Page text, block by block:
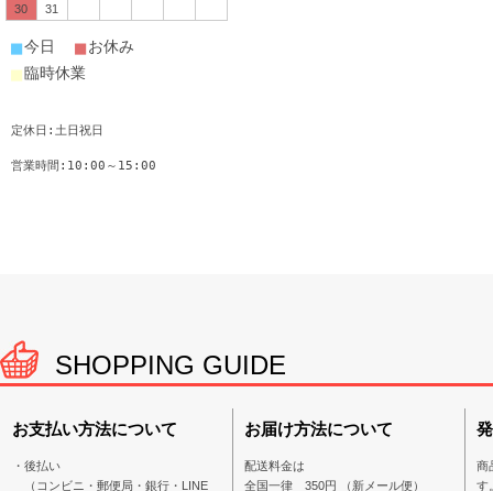
30
31
■今日 ■お休み
■臨時休業
定休日:土日祝日
営業時間:10:00～15:00
SHOPPING GUIDE
お支払い方法について
・後払い
（コンビニ・郵便局・銀行・LINE
お届け方法について
配送料金は
全国一律 350円 （新メール便）
商
す